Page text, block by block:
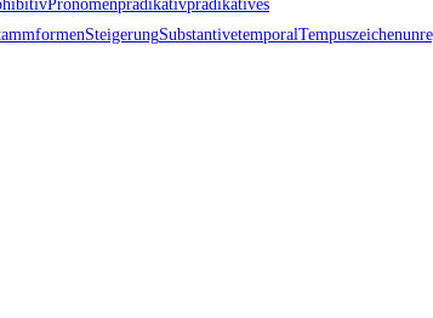
Pronomenprädikativprädikatives
SteigerungSubstantivetemporalTempuszeichen